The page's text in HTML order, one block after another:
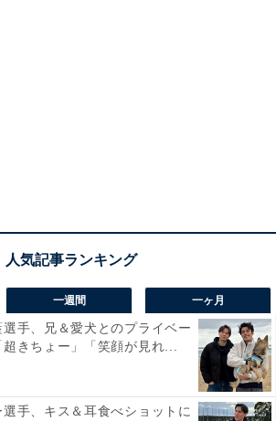
一週間 一ヶ月
手、兄＆愛犬とのプライベー
超きちょー」「笑顔が見れ...
手、キス＆耳食べショットに